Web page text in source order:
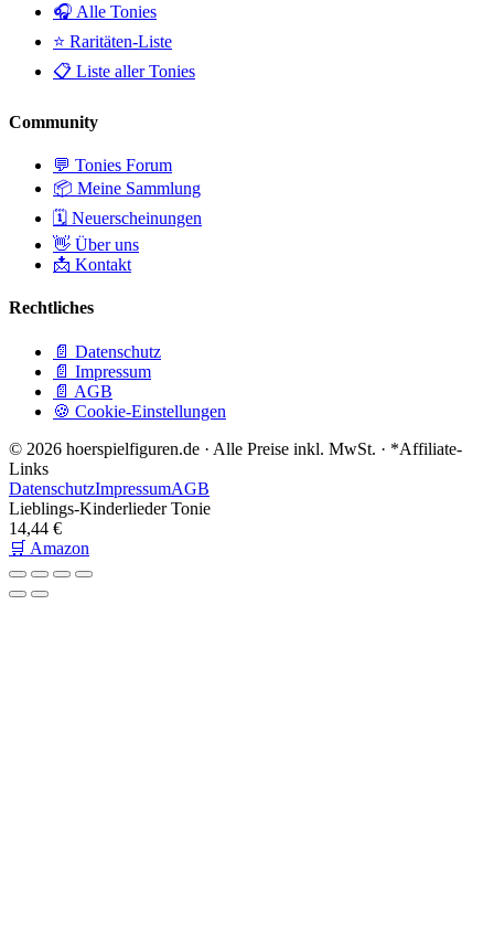
🎧 Alle Tonies
⭐ Raritäten-Liste
📋 Liste aller Tonies
Community
💬 Tonies Forum
📦 Meine Sammlung
🗓️ Neuerscheinungen
👋 Über uns
📩 Kontakt
Rechtliches
📄 Datenschutz
📄 Impressum
📄 AGB
🍪 Cookie-Einstellungen
© 2026 hoerspielfiguren.de · Alle Preise inkl. MwSt. · *Affiliate-
Links
DatenschutzImpressumAGB
Lieblings-Kinderlieder Tonie
14,44 €
🛒 Amazon